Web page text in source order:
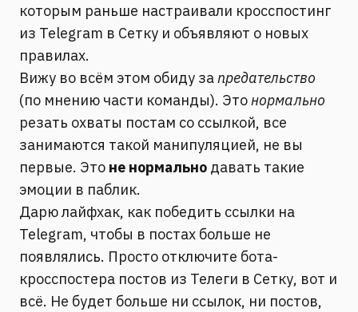
которым раньше настраивали кросспостинг
из Telegram в Сетку и объявляют о новых
правилах.
Вижу во всём этом обиду запредательство
(по мнению части команды). Этонормально
резать охваты постам со ссылкой, все
занимаются такой манипуляцией, не вы
первые. Это не нормально давать такие
эмоции в паблик.
Дарю лайфхак, как победить ссылки на
Telegram, чтобы в постах больше не
появлялись. Просто отключите бота-
кросспостера постов из Телеги в Сетку, вот и
всё. Не будет больше ни ссылок, ни постов,